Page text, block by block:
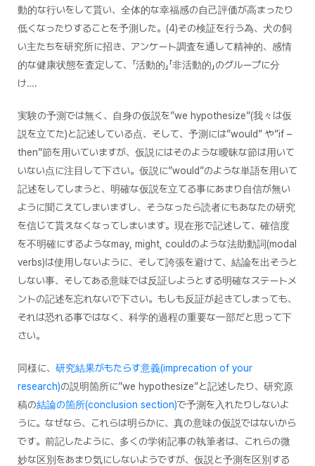
動的な行いをして貰い、全体的な幸福感の自己評価が高まったり
低くなったりすることを予測した。(4)その検証を行う為、犬の飼
い主たちを研究所に招き、アンケート調査を通して精神的、感情
的な健康状態を査定して、「活動的」「非活動的」のグループに分
け….
実験の予測では無く、自身の仮説を”we hypothesize”(我々は仮
説を立てた)と記述している点、そして、予測には”would” や”if –
then”節を用いていますが、仮説にはそのような曖昧な節は用いて
いない点に注目して下さい。仮説に”would”のような単語を用いて
記述をしてしまうと、明確な仮説を立てる事にあまり自信が無い
ように聞こえてしまいますし、そうなったら読者にもあなたの研究
を信じて貰えなくなってしまいます。現在形で記述して、確信度
を不明確にするようなmay, might, couldのような法助動詞(modal
verbs)は使用しないように、そして誇張を避けて、結論を出そうと
しない事、そしてある意味では反証しようとする明確なステートメ
ントの記述を忘れないで下さい。もしも反証が起きてしまっても、
それは恐れる事ではなく、科学的過程の重要な一部だと思って下
さい。
同様に、 研究結果がもたらす意義(imprecation of your
research)の説明箇所に”we hypothesize”と記述したり、研究原
稿の結論の箇所(conclusion section)で予測を入れたりしないよ
うに。なぜなら、これらは明らかに、真の意味の仮説ではないから
です。前記したように、多くの学術記事の執筆者は、これらの微
妙な区別をあまり気にしないようですが、仮説と予測を区別する